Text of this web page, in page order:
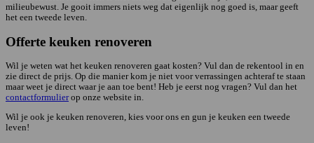
milieubewust. Je gooit immers niets weg dat eigenlijk nog goed is, maar geeft
het een tweede leven.
Offerte keuken renoveren
Wil je weten wat het keuken renoveren gaat kosten? Vul dan de rekentool in en
zie direct de prijs. Op die manier kom je niet voor verrassingen achteraf te staan
maar weet je direct waar je aan toe bent! Heb je eerst nog vragen? Vul dan het
contactformulierop onze website in.
Wil je ook je keuken renoveren, kies voor ons en gun je keuken een tweede
leven!